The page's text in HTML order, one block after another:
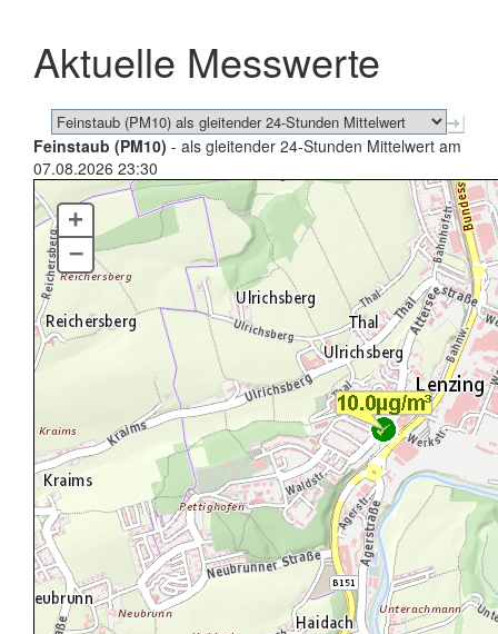
schließen
Aktuelle Messwerte
Feinstaub (PM10) - als gleitender 24-Stunden Mittelwert am
07.08.2026 23:30
+
–